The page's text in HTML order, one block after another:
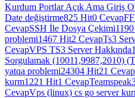
Kurdum Portlar Açık Ama Giriş
Date değiştirme825 Hit0 Cevap
CevapSSH İle Dosya Çekimi
problemi1467 Hit2 CevapTs3
CevapVPS TS3 Server Hakkında
Sorgulamak (10011,9987,2010)
yatqa problemi24304 Hit21 Cevap
kurm1221 Hit1 Cevap
CevapVps (linux) cs go server